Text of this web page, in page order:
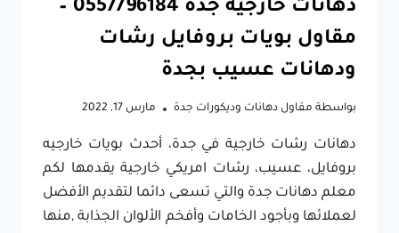
دهانات خارجية جدة 0557796184 –
مقاول بويات بروفايل رشات
ودهانات عسيب بجدة
بواسطة مقاول دهانات وديكورات جدة مارس 17, 2022
دهانات رشات خارجية في جدة، أحدث بويات خارجيه
بروفايل، عسيب، رشات امريكي خارجية يقدمها لكم
معلم دهانات جدة والتي تسعى دائما لتقديم الأفضل
لعملائها وبأجود الخامات وأفخم الألوان الجذابة ,منها